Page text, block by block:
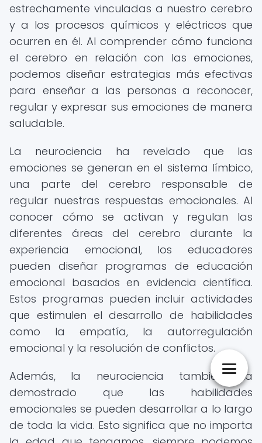
estrechamente vinculadas a nuestro cerebro
y a los procesos químicos y eléctricos que
ocurren en él. Al comprender cómo funciona
el cerebro en relación con las emociones,
podemos diseñar estrategias más efectivas
para enseñar a las personas a reconocer,
regular y expresar sus emociones de manera
saludable.
La neurociencia ha revelado que las
emociones se generan en el sistema límbico,
una parte del cerebro responsable de
regular nuestras respuestas emocionales. Al
conocer cómo se activan y regulan las
diferentes áreas del cerebro durante la
experiencia emocional, los educadores
pueden diseñar programas de educación
emocional basados en evidencia científica.
Estos programas pueden incluir actividades
que estimulen el desarrollo de habilidades
como la empatía, la autorregulación
emocional y la resolución de conflictos.
Además, la neurociencia también ha
demostrado que las habilidades
emocionales se pueden desarrollar a lo largo
de toda la vida. Esto significa que no importa